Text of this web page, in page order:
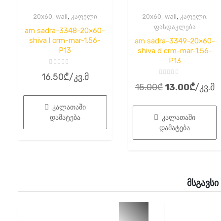
20x60, wall, კაფელი
am sadra-3348-20×60-
shiva l crm-mar-1.56-
P13
0
დან
16.50₾/კვ.მ
კალათაში
დამატება
20x60, wall, კაფელი,
ფასდაკლება
am sadra-3349-20×60-
shiva d crm-mar-1.56-
P13
0
დან
15.00₾ Original
was:
15.00₾.
13.00₾Current
is:
/კვ.მ
კალათაში
დამატება